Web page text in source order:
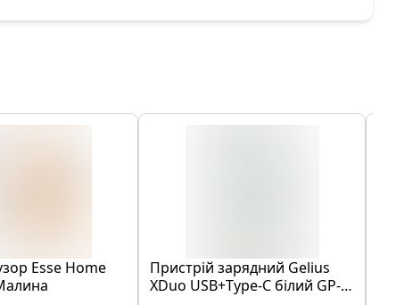
Esse Home
Пристрій зарядний Gelius
XDuo USB+Type-C білий GP-